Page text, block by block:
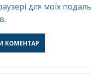
для моїх